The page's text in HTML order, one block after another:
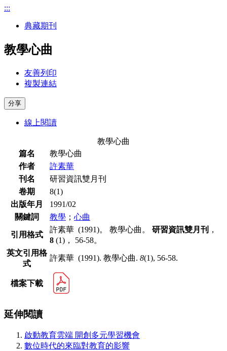
:::
典藏期刊
教學心曲
友善列印
複製連結
分享
線上閱讀
教學心曲
篇名
教學心曲
作者
許素華
刊名
研習資訊雙月刊
卷期
8(1)
出版年月
1991/02
關鍵詞
教學 ； 心曲
引用格式
許素華 (1991)。 教學心曲。 研習資訊雙月刊
，
8 (1)， 56-58。
英文引用格
式
許素華 (1991). 教學心曲. 8(1), 56-58.
檔案下載
延伸閱讀
啟動教育雲端 開創多元學習機會
數位時代的來臨對教育的影響